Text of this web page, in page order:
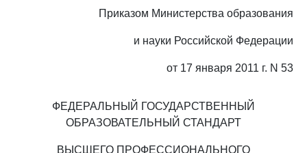
Приказом Министерства образования
и науки Российской Федерации
от 17 января 2011 г. N 53
ФЕДЕРАЛЬНЫЙ ГОСУДАРСТВЕННЫЙ
ОБРАЗОВАТЕЛЬНЫЙ СТАНДАРТ
ВЫСШЕГО ПРОФЕССИОНАЛЬНОГО